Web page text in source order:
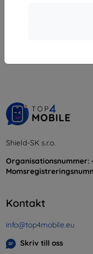
Shield-SK s.r.o.
Organisationsnummer:
Kontakt
info@top4mobile.eu
Skriv till oss